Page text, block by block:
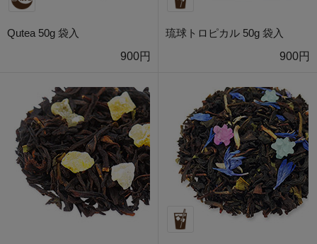
Qutea 50g 袋入
900円
琉球トロピカル 50g 袋入
900円